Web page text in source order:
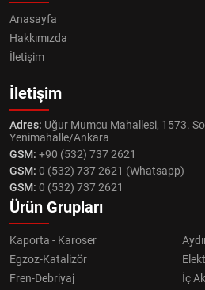
Anasayfa
Hakkımızda
İletişim
İletişim
Adres: Uğur Mumcu Mahallesi, 1573.
Yenimahalle/Ankara
GSM: +90 (532) 737 2621
GSM: 0 (532) 737 2621 (Whatsapp)
GSM: 0 (532) 737 2621
Ürün Grupları
Kaporta - Karoser
Egzoz-Katalizör
Fren-Debriyaj
İç